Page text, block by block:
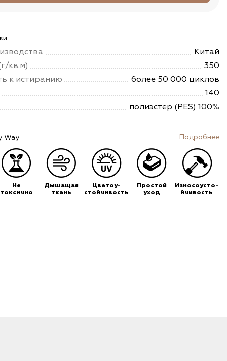
Китай
кв.м)
350
к истиранию
более 50 000 циклов
140
полиэстер (PES) 100%
Way Подробнее
Не
токсично
Дышащая
ткань
Цветоу-
стойчивость
Простой
уход
Износоусто-
йчивость